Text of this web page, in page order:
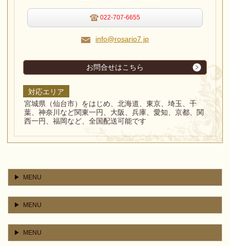
022-707-6655
info@rosario7.jp
お問合せはこちら
対応エリア
宮城県（仙台市）をはじめ、北海道、東京、埼玉、千
葉、神奈川など関東一円、大阪、兵庫、愛知、京都、関
西一円、福岡など、全国配送可能です
MENU
MENU
MENU